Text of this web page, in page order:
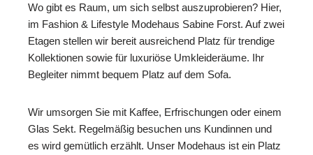
Wo gibt es Raum, um sich selbst auszuprobieren? Hier,
im Fashion & Lifestyle Modehaus Sabine Forst. Auf zwei
Etagen stellen wir bereit ausreichend Platz für trendige
Kollektionen sowie für luxuriöse Umkleideräume. Ihr
Begleiter nimmt bequem Platz auf dem Sofa.
Wir umsorgen Sie mit Kaffee, Erfrischungen oder einem
Glas Sekt. Regelmäßig besuchen uns Kundinnen und
es wird gemütlich erzählt. Unser Modehaus ist ein Platz